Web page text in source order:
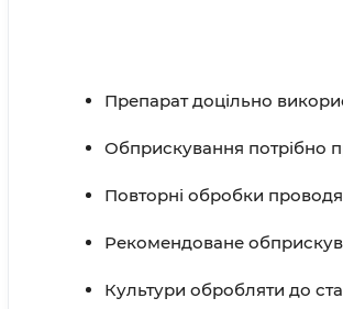
Препарат доцільно
Обприскування потрібно
Повторні обробки
Рекомендоване
Культури обробляти до